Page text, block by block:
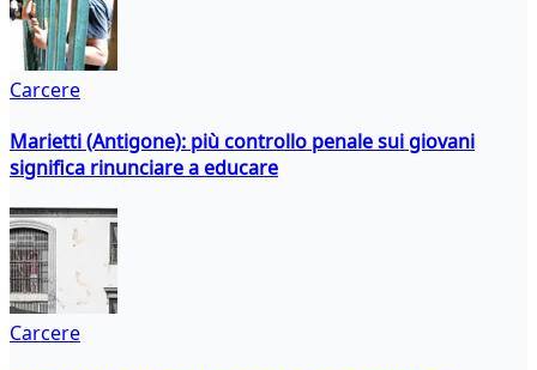
Carcere
Marietti (Antigone): più controllo penale sui giovani
significa rinunciare a educare
Carcere